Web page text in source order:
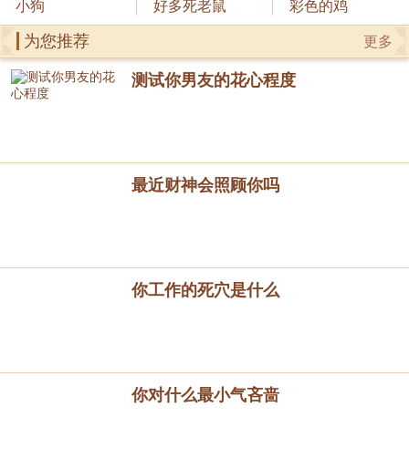
小狗 好多死老鼠 彩色的鸡
更多
为您推荐
测试你男友的花心程度
最近财神会照顾你吗
你工作的死穴是什么
你对什么最小气吝啬